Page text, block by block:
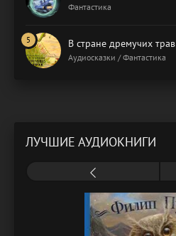
Фантастика
В стране дремучих трав
Аудиосказки / Фантастика
ЛУЧШИЕ АУДИОКНИГИ